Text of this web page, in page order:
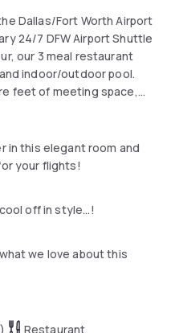
Dallas/Fort Worth Airport
24/7 DFW Airport Shuttle
our 3 meal restaurant
indoor/outdoor pool.
feet of meeting space,
in this elegant room and
your flights!
off in style...!
we love about this
Restaurant